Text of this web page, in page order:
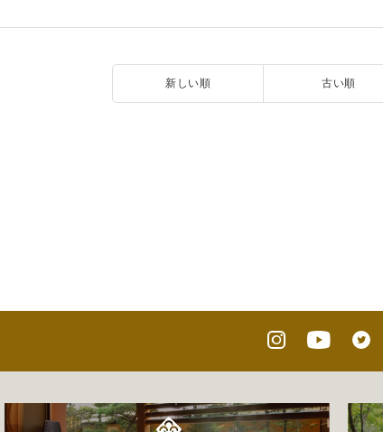
新しい順 古い順